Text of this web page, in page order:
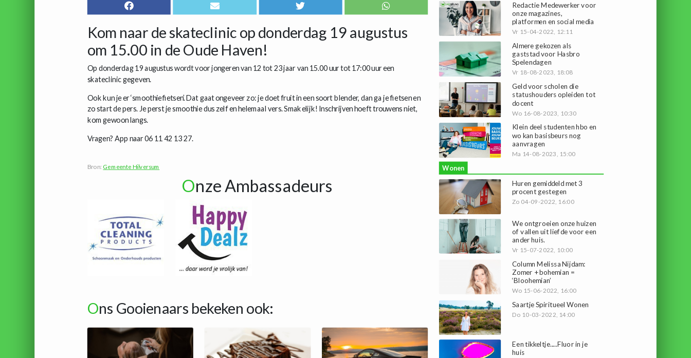
Kom naar de skateclinic op donderdag 19 augustus
om 15.00 in de Oude Haven!
Op donderdag 19 augustus wordt voor jongeren van 12 tot 23 jaar van 15.00 uur tot 17:00 uur een
skateclinic gegeven.
Ook kun je er ‘smoothiefietsen’. Dat gaat ongeveer zo: je doet fruit in een soort blender, dan ga je fietsen en
zo start de pers. Je perst je smoothie dus zelf en helemaal vers. Smakelijk! Inschrijven hoeft trouwens niet,
kom gewoon langs.
Vragen? App naar 06 11 42 13 27.
Bron: Gemeente Hilversum
Onze Ambassadeurs
Ons Gooienaars bekeken ook:
Redactie Medewerker voor
onze magazines,
platformen en social media
Vr 15-04-2022, 12:11
Almere gekozen als
gaststad voor Hasbro
Spelendagen
Vr 18-08-2023, 18:08
Geld voor scholen die
statushouders opleiden tot
docent
Wo 16-08-2023, 10:30
Klein deel studenten hbo en
wo kan basisbeurs nog
aanvragen
Ma 14-08-2023, 15:00
Wonen
Huren gemiddeld met 3
procent gestegen
Zo 04-09-2022, 16:00
We ontgroeien onze huizen
of vallen uit liefde voor een
ander huis.
Vr 15-07-2022, 10:00
Column Melissa Nijdam:
Zomer + bohemian =
‘Bloohemian’
Wo 15-06-2022, 16:00
Saartje Spiritueel Wonen
Do 10-03-2022, 14:00
Een tikkeltje.....Fluor in je
huis